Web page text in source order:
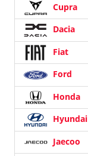
Cupra
Dacia
Fiat
Ford
Honda
Hyundai
Jaecoo